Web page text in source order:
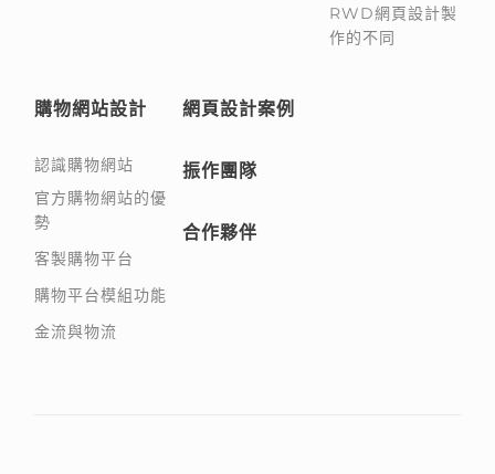
RWD網頁設計製
作的不同
購物網站設計
認識購物網站
官方購物網站的優
勢
客製購物平台
購物平台模組功能
金流與物流
網頁設計案例
振作團隊
合作夥伴